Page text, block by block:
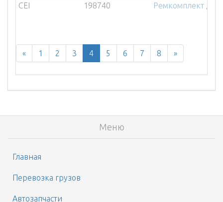
CEI
198740 Ремкомплект
« 1 2 3 4 5 6 7 8 »
Меню
Главная
Перевозка грузов
Автозапчасти